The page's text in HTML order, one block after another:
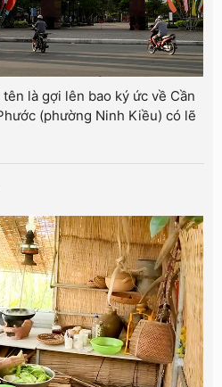
là gợi lên bao ký ức về Cần
(phường Ninh Kiều) có lẽ